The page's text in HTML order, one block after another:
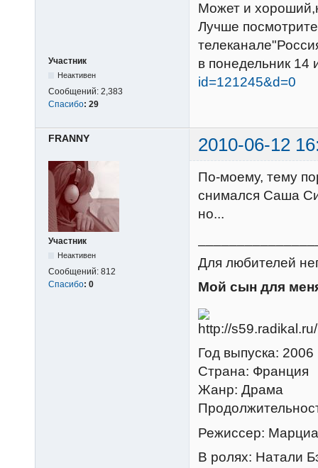
Участник
Неактивен
Сообщений: 2,383
Спасибо: 29
Может и
Лучше
в понедельник
id=121245&d=0
FRANNY 2010-06-12
Участник
Неактивен
Сообщений: 812
Спасибо: 0
По-моему, тему
снимался Саша
но...
Для любителей
Мой сын для
Год выпуска: 2006
Страна: Франция
Жанр: Драма
Режиссер:
В ролях: Натали